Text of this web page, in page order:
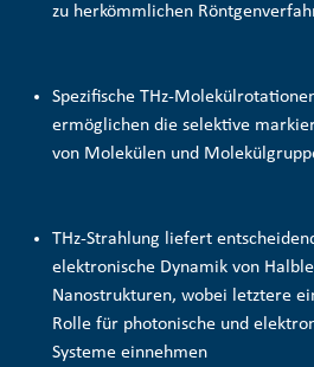
zu herkömmlichen
Spezifische THz-
ermöglichen die selektive
von Molekülen und
THz-Strahlung liefert
elektronische Dynamik von
Nanostrukturen, wobei letztere
Rolle für photonische und
Systeme einnehmen